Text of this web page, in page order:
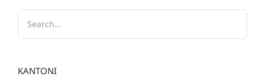
KANTONI